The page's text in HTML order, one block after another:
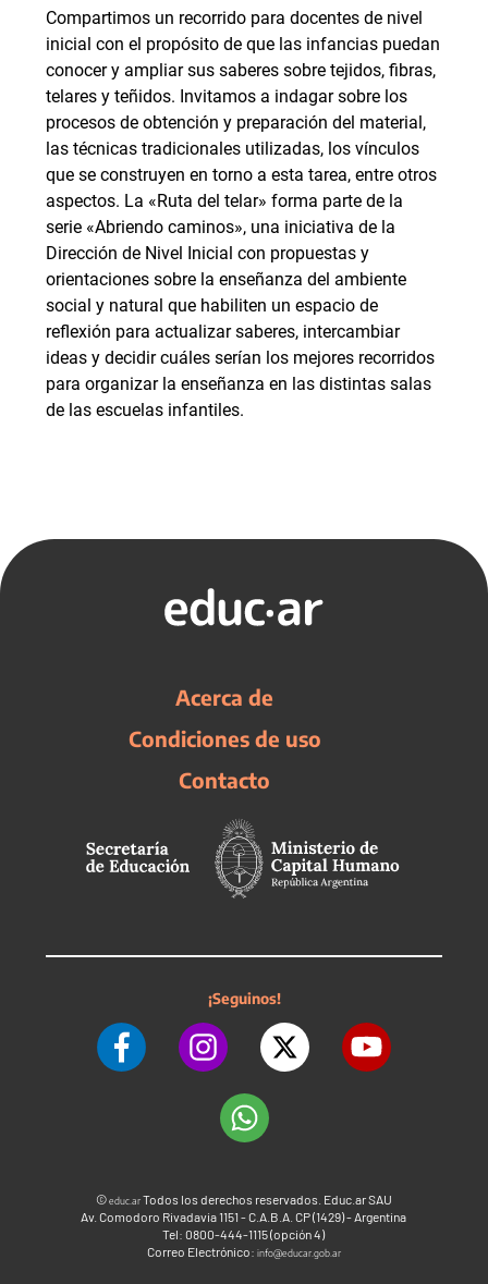
Compartimos un recorrido para docentes de nivel
inicial con el propósito de que las infancias puedan
conocer y ampliar sus saberes sobre tejidos, fibras,
telares y teñidos. Invitamos a indagar sobre los
procesos de obtención y preparación del material,
las técnicas tradicionales utilizadas, los vínculos
que se construyen en torno a esta tarea, entre otros
aspectos. La «Ruta del telar» forma parte de la
serie «Abriendo caminos», una iniciativa de la
Dirección de Nivel Inicial con propuestas y
orientaciones sobre la enseñanza del ambiente
social y natural que habiliten un espacio de
reflexión para actualizar saberes, intercambiar
ideas y decidir cuáles serían los mejores recorridos
para organizar la enseñanza en las distintas salas
de las escuelas infantiles.
Acerca de
Condiciones de uso
Contacto
¡Seguinos!
©educ.arTodos los derechos reservados. Educ.ar SAU
Av. Comodoro Rivadavia 1151 - C.A.B.A. CP (1429) - Argentina
Tel: 0800-444-1115 (opción 4)
Correo Electrónico: info@educar.gob.ar